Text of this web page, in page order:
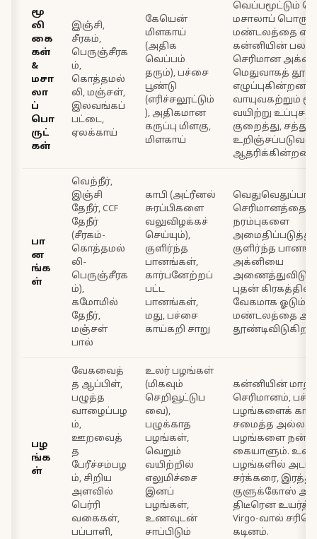
மூ
லி
கை
கள்
&
மசா
லா
ப்
பொ
ருட்
கள்
இஞ்சி,
சீரகம்,
பெருஞ்சீரக
ம்,
கொத்தமல்
லி, மஞ்சள்,
இலவங்கப்
பட்டை,
ஏலக்காய்
கேயென்
மிளகாய்
(அதிக
வெப்பம்
தரும்), பச்சை
பூண்டு
(எரிச்சலூட்டும்
), அதிகமான
கருப்பு மிளகு,
மிளகாய்
வெப்பமூட்டும்
மசாலாப்
மண்டலத்தை
கன்னியின்
செரிமான
மெதுவாகத்
எழுப்புகின்றன.
வாயுவகற்றும்
வயிற்று
குறைத்து,
ஆதரிக்கின்றன.
பா
ன
ங்க
ள்
வெந்நீர்,
இஞ்சி
தேநீர், CCF
தேநீர்
(சீரகம்-
கொத்தமல்
லி-
பெருஞ்சீரக
ம்),
கமோமில்
தேநீர்,
மஞ்சள்
பால்
காபி (அட்ரீனல்
சுரப்பிகளை
வலுவிழக்கச்
செய்யும்),
குளிர்ந்த
பானங்கள்,
கார்பனேற்றப்
பட்ட
பானங்கள்,
மது, பச்சை
காய்கறி சாறு
செரிமானத்தை
நரம்புகளை
குளிர்ந்த
அக்னியை
புதன்
வேகமாக ஓடும்
மண்டலத்தை
பழ
ங்க
ள்
வேகவைத்
த ஆப்பிள்,
பழுத்த
வாழைப்பழ
ம்,
ஊறவைத்
த
பேரீச்சம்பழ
ம், சிறிய
அளவில்
பெர்ரி
வகைகள்,
பப்பாளி,
உலர் பழங்கள்
(மிகவும்
செறிவூட்டுப
வை),
பழுக்காத
பழங்கள்,
வெறும்
வயிற்றில்
எலுமிச்சை
இனப்
பழங்கள்,
உணவுடன்
சாப்பிடும்
கன்னியின்
செரிமானம்,
பழங்களைக்
சமைத்த அல்லது
பழங்களை
கையாளும்.
பழங்களில்
சர்க்கரை,
குளுக்கோஸ்
திடீரென
Virgo-வால்
கடினம்.